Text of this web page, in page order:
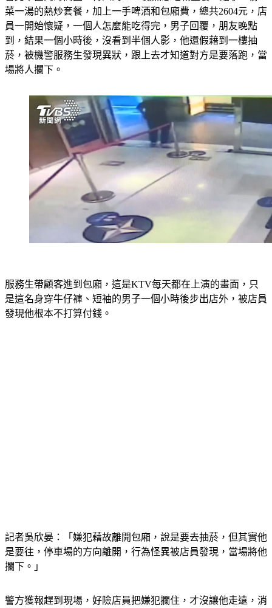
菜一湯的熱炒套餐，加上一手啤酒和包廂費，總共2604元，店
員一開始懷疑，一個人怎麼能吃得完，男子回覆，朋友晚點
到，結果一個小時後，沒看到半個人影，他還假藉到一樓抽
菸，被機警服務生發現異狀，跟上去才知道對方是要落跑，當
場將人攔下。
服務生帶顧客進到包廂，這是KTV每天都在上演的畫面，只
是這名身穿牛仔褲、短袖的男子一個小時後步出店外，被店員
發現他根本不打算付錢。
記者吳欣晏：「嫌犯藉故離開包廂，說是要去抽菸，但其實他
是要往，停車場的方向離開，行為怪異被店員發現，當場將他
攔下。」
警方獲報趕到現場，好險店員把嫌犯攔住，才沒讓他走遠，消